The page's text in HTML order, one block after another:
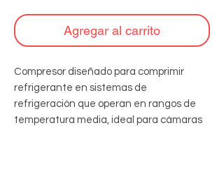
Agregar al carrito
Compresor diseñado para comprimir
refrigerante en sistemas de
refrigeración que operan en rangos de
temperatura media, ideal para cámaras